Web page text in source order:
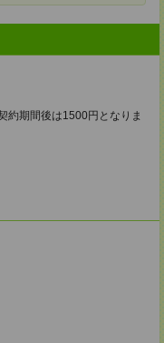
期間後は1500円となりま